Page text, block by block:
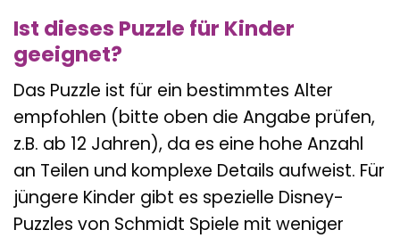
Ist dieses Puzzle für Kinder
geeignet?
Das Puzzle ist für ein bestimmtes Alter
empfohlen (bitte oben die Angabe prüfen,
z.B. ab 12 Jahren), da es eine hohe Anzahl
an Teilen und komplexe Details aufweist. Für
jüngere Kinder gibt es spezielle Disney-
Puzzles von Schmidt Spiele mit weniger